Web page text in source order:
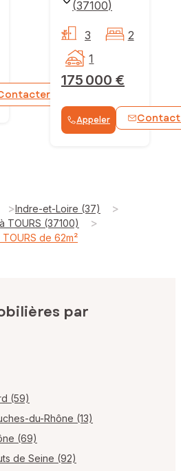
(37100)
175 000 €
3
2
1
Appeler
>Indre-et-Loire (37) >
TOURS (37100) >
de 62m²
par
(59)
du-Rhône (13)
(69)
de Seine (92)